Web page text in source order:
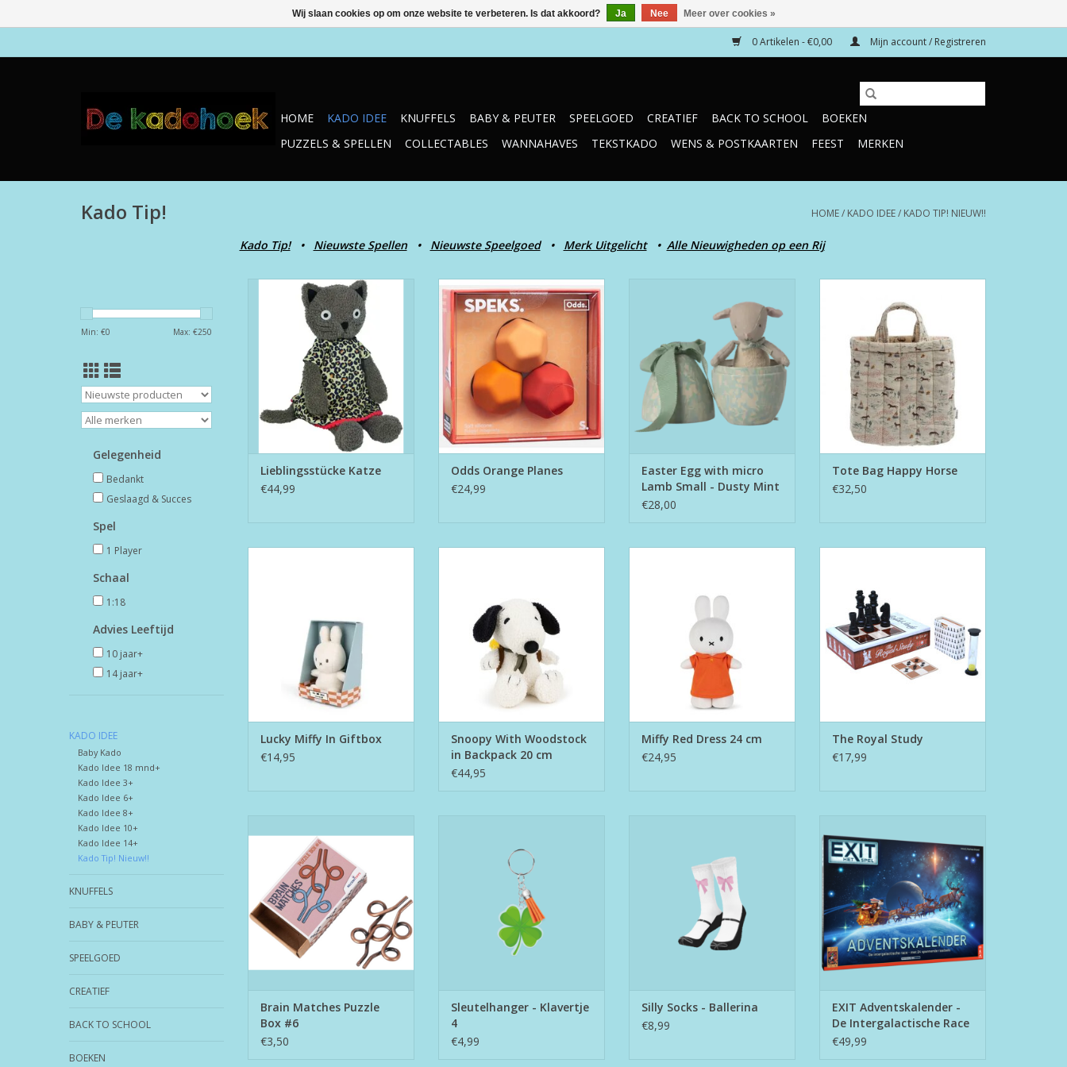
0 Artikelen - €0,00 Mijn account / Registreren
HOME KADO IDEE KNUFFELS BABY & PEUTER SPEELGOED CREATIEF BACK TO SCHOOL
BOEKEN
PUZZELS & SPELLEN
COLLECTABLES WANNAHAVES TEKSTKADO WENS & POSTKAARTEN FEEST MERKEN
Kado Tip! HOME/ KADO IDEE/ KADO TIP! NIEUW!!
Kado Tip!• Nieuwste Spellen• Nieuwste Speelgoed• Merk Uitgelicht• Alle Nieuwigheden op een Rij
Min: €0 Max: €250
Gelegenheid
Bedankt
Geslaagd & Succes
Spel
1 Player
Schaal
1:18
Advies Leeftijd
10 jaar+
14 jaar+
KADO IDEE
Baby Kado
Kado Idee 18 mnd+
Kado Idee 3+
Kado Idee 6+
Kado Idee 8+
Kado Idee 10+
Kado Idee 14+
Kado Tip! Nieuw!!
KNUFFELS
BABY & PEUTER
SPEELGOED
CREATIEF
BACK TO SCHOOL
BOEKEN
Lieblingsstücke Katze
TOEVOEGEN AAN WINKELWAGEN
Lieblingsstücke Katze
€44,99
Odds Orange Planes
TOEVOEGEN AAN WINKELWAGEN
Odds Orange Planes
€24,99
- Dusty Mint
TOEVOEGEN AAN WINKELWAGEN
Easter Egg with micro
Lamb Small - Dusty Mint
€28,00
TOEVOEGEN AAN WINKELWAGEN
Tote Bag Happy Horse
€32,50
Lucky Miffy In Giftbox
€14,95
Snoopy With Woodstock
in Backpack 20 cm
€44,95
Miffy Red Dress 24 cm
€24,95
The Royal Study
€17,99
TOEVOEGEN AAN WINKELWAGEN
Brain Matches Puzzle
Box #6
€3,50
TOEVOEGEN AAN WINKELWAGEN
Sleutelhanger - Klavertje
4
€4,99
Silly Socks - Ballerina
€8,99
Intergalactische Race
TOEVOEGEN AAN WINKELWAGEN
EXIT Adventskalender -
De Intergalactische Race
€49,99
Wij slaan cookies op om onze website te verbeteren. Is dat akkoord? Ja Nee Meer over cookies »